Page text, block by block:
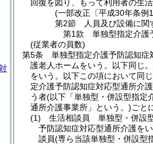
回復を図り、もって利用者の生
(一部改正〔平成30年条例
第2節
人員及び設備に関
第1款
単独型指定介護
(従業者の員数)
第5条
単独型指定介護予防認知症
護老人ホームをいう。以下同じ
をいう。以下この項において同
定介護予防認知症対応型通所介護
う者(以下「単独型・併設型指定
通所介護事業所」という。)ごと
(1)
生活相談員 単独型・併設
予防認知症対応型通所介護を
談員(専ら当該単独型・併設型